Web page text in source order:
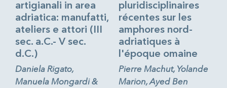
artigianali in area
adriatica: manufatti,
ateliers e attori (III
sec. a.C.- V sec.
d.C.)
Daniela Rigato,
Manuela Mongardi &
pluridisciplinaires
récentes sur les
amphores nord-
adriatiques à
l'époque omaine
Pierre Machut, Yolande
Marion, Ayed Ben